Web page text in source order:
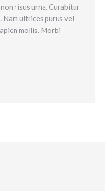
risus urna. Curabitur
ultrices purus vel
mollis. Morbi